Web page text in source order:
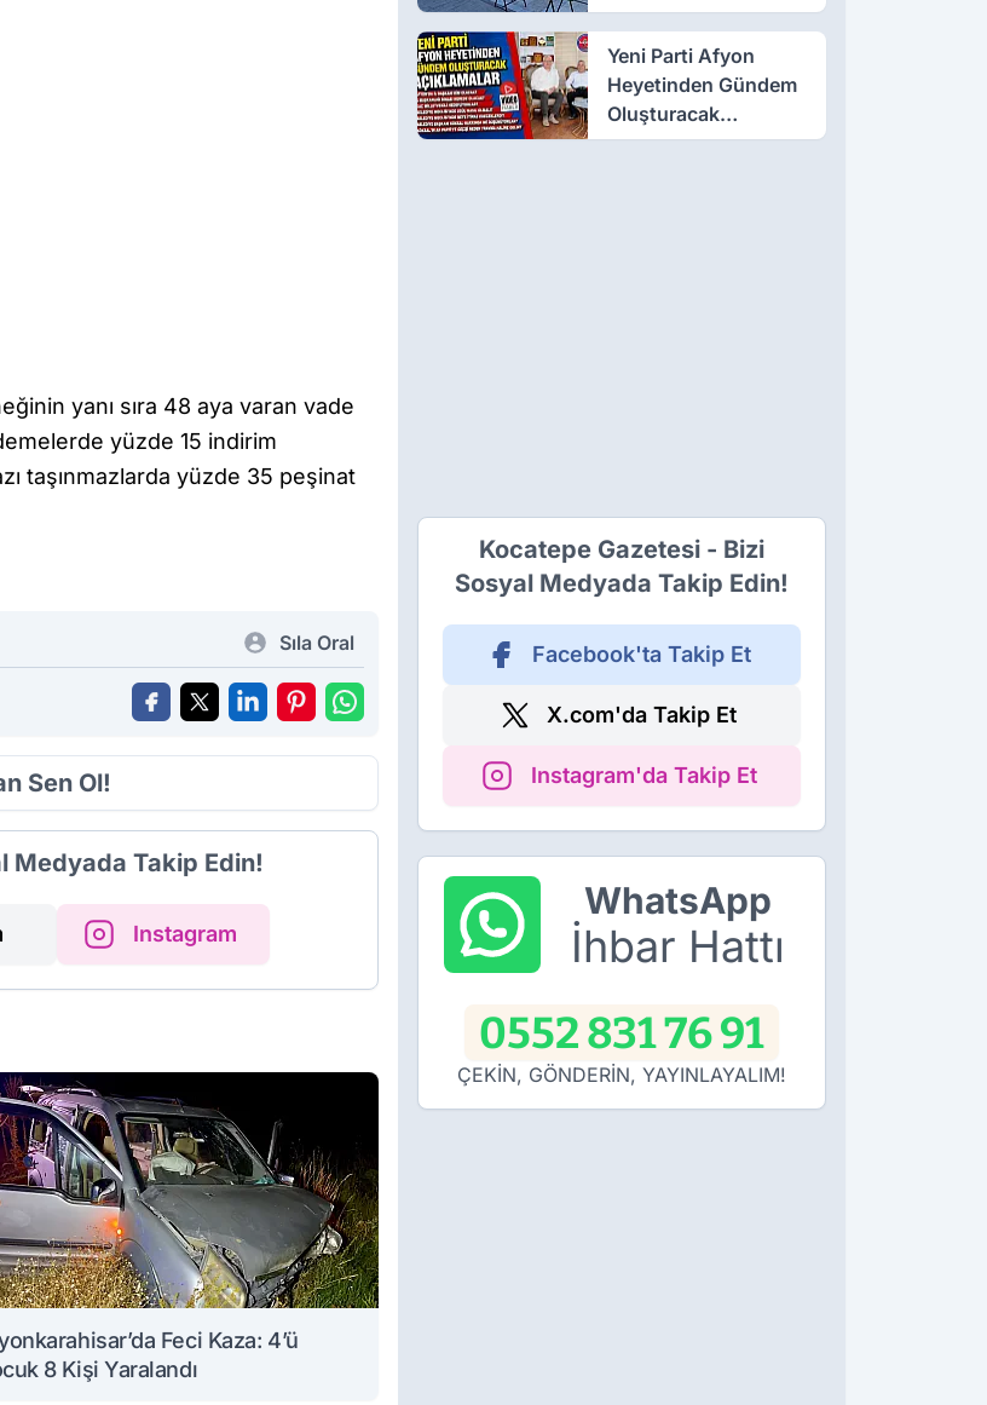
yanı sıra 48 aya varan vade
yüzde 15 indirim
taşınmazlarda yüzde 35 peşinat
Sıla Oral
Sen Ol!
Medyada Takip Edin!
Instagram
Feci Kaza: 4’ü
8 Kişi Yaralandı
Yeni Parti Afyon
Heyetinden Gündem
Oluşturacak
Açıklamalar
Kocatepe Gazetesi - Bizi
Sosyal Medyada Takip Edin!
Facebook'ta Takip Et
X.com'da Takip Et
Instagram'da Takip Et
WhatsApp
İhbar Hattı
0552 831 76 91
ÇEKİN, GÖNDERİN, YAYINLAYALIM!